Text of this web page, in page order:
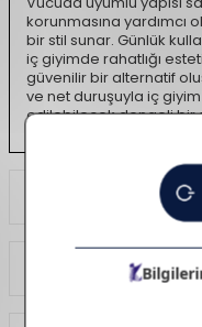
korunmasına yardımcı
bir stil sunar. Günlük
iç giyimde rahatlığı
güvenilir bir alternatif
ve net duruşuyla iç
edilebilecek dengeli bir
Ödeme Seçenekleri